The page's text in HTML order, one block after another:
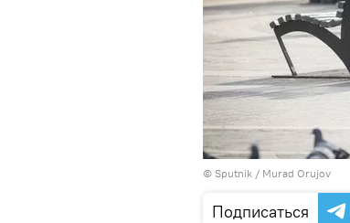
© Sputnik / Murad Orujov
Подписаться